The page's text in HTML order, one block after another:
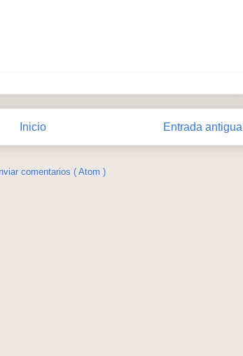
Entrada antigua
Inicio
comentarios ( Atom )